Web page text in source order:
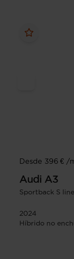
Desde 396 € /
Audi A3
Sportback S
2024
Híbrido no